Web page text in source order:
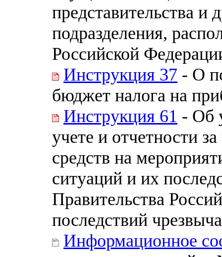
представительства и
подразделения,
Российской
Инструкция 37 - О
бюджет налога на
Инструкция 61 - Об
учете и отчетности
средств на
ситуаций и их
Правительства
последствий
Информационное